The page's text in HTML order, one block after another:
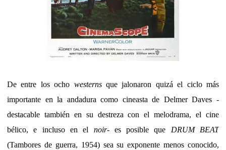
De entre los ocho westernsque jalonaron quizá el ciclo más
importante en la andadura como cineasta de Delmer Daves -
destacable también en su destreza con el melodrama, el cine
bélico, e incluso en el noir- es posible que DRUM BEAT
(Tambores de guerra, 1954) sea su exponente menos conocido,